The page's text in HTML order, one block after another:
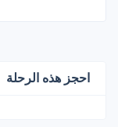
احجز هذه الرحلة